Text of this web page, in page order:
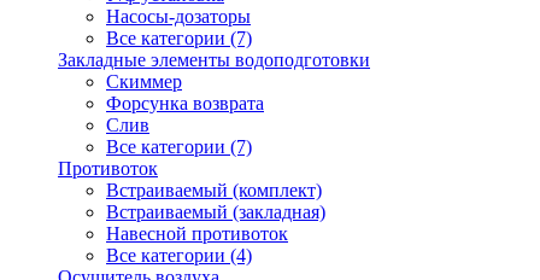
Насосы-дозаторы
Все категории (7)
Закладные элементы водоподготовки
Скиммер
Форсунка возврата
Слив
Все категории (7)
Противоток
Встраиваемый (комплект)
Встраиваемый (закладная)
Навесной противоток
Все категории (4)